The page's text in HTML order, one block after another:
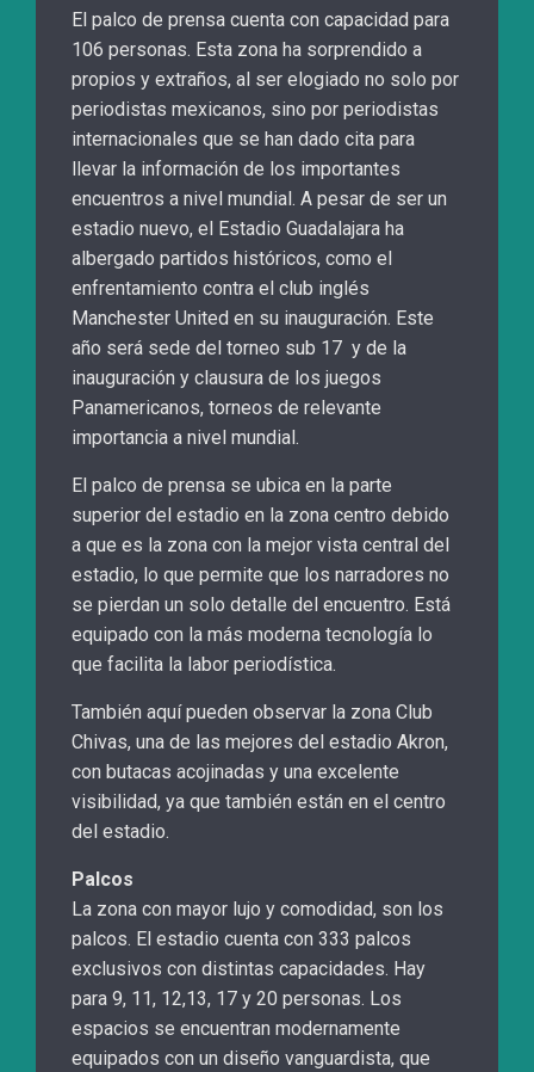
El palco de prensa cuenta con capacidad para
106 personas. Esta zona ha sorprendido a
propios y extraños, al ser elogiado no solo por
periodistas mexicanos, sino por periodistas
internacionales que se han dado cita para
llevar la información de los importantes
encuentros a nivel mundial. A pesar de ser un
estadio nuevo, el Estadio Guadalajara ha
albergado partidos históricos, como el
enfrentamiento contra el club inglés
Manchester United en su inauguración. Este
año será sede del torneo sub 17 y de la
inauguración y clausura de los juegos
Panamericanos, torneos de relevante
importancia a nivel mundial.
El palco de prensa se ubica en la parte
superior del estadio en la zona centro debido
a que es la zona con la mejor vista central del
estadio, lo que permite que los narradores no
se pierdan un solo detalle del encuentro. Está
equipado con la más moderna tecnología lo
que facilita la labor periodística.
También aquí pueden observar la zona Club
Chivas, una de las mejores del estadio Akron,
con butacas acojinadas y una excelente
visibilidad, ya que también están en el centro
del estadio.
Palcos
La zona con mayor lujo y comodidad, son los
palcos. El estadio cuenta con 333 palcos
exclusivos con distintas capacidades. Hay
para 9, 11, 12,13, 17 y 20 personas. Los
espacios se encuentran modernamente
equipados con un diseño vanguardista, que